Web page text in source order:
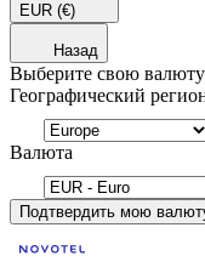
EUR (€)
Назад
Выберите свою
Географический
Валюта
Подтвердить мою